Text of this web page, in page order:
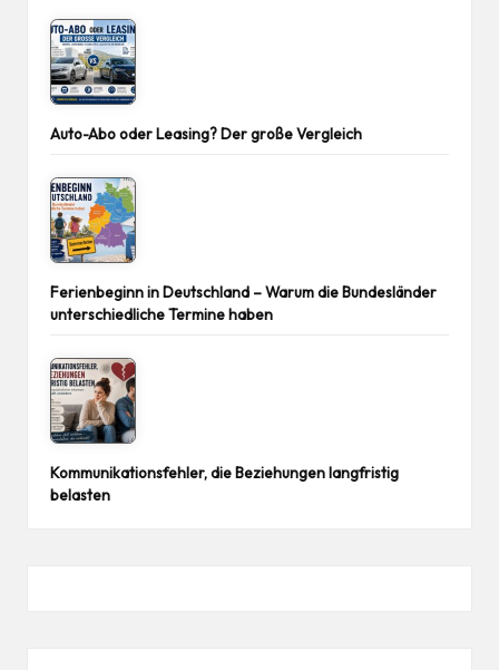
Auto-Abo oder Leasing? Der große Vergleich
Ferienbeginn in Deutschland – Warum die Bundesländer
unterschiedliche Termine haben
Kommunikationsfehler, die Beziehungen langfristig
belasten